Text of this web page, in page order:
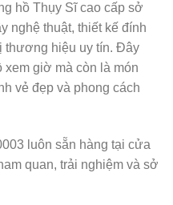
hồ Thụy Sĩ cao cấp sở
nghệ thuật, thiết kế đính
thương hiệu uy tín. Đây
xem giờ mà còn là món
vẻ đẹp và phong cách
luôn sẵn hàng tại cửa
quan, trải nghiệm và sở